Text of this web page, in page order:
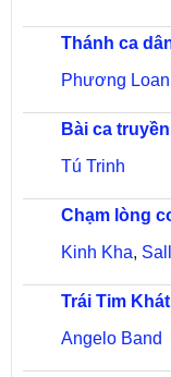
Thánh ca
Phương Loan
Bài ca
Tú Trinh
Chạm lòng
Kinh Kha,
Trái Tim
Angelo Band